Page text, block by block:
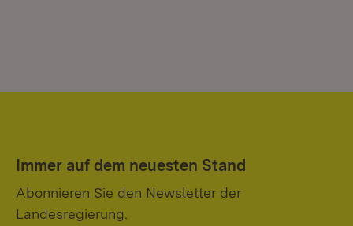
Immer auf dem neuesten Stand
Abonnieren Sie den Newsletter der
Landesregierung.